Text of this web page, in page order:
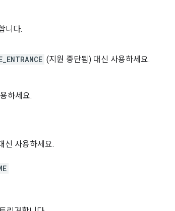
니다.
(지원 중단됨) 대신 사용하세요.
하세요.
신 사용하세요.